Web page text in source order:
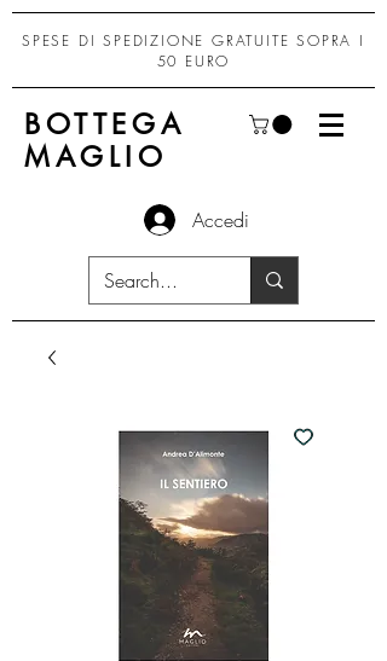
SPESE DI SPEDIZIONE GRATUITE SOPRA I
50 EURO
BOTTEGA
MAGLIO
Accedi